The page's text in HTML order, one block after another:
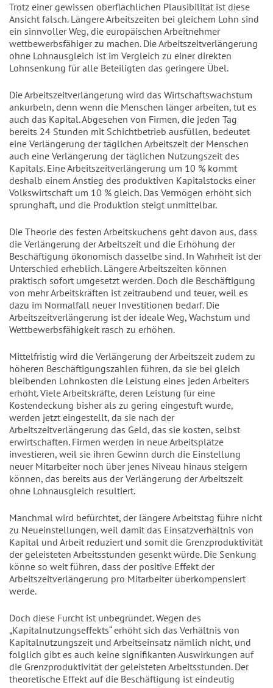
Trotz einer gewissen oberflächlichen Plausibilität ist diese
Ansicht falsch. Längere Arbeitszeiten bei gleichem Lohn sind
ein sinnvoller Weg, die europäischen Arbeitnehmer
wettbewerbsfähiger zu machen. Die Arbeitszeitverlängerung
ohne Lohnausgleich ist im Vergleich zu einer direkten
Lohnsenkung für alle Beteiligten das geringere Übel.
Die Arbeitszeitverlängerung wird das Wirtschaftswachstum
ankurbeln, denn wenn die Menschen länger arbeiten, tut es
auch das Kapital. Abgesehen von Firmen, die jeden Tag
bereits 24 Stunden mit Schichtbetrieb ausfüllen, bedeutet
eine Verlängerung der täglichen Arbeitszeit der Menschen
auch eine Verlängerung der täglichen Nutzungszeit des
Kapitals. Eine Arbeitszeitverlängerung um 10 % kommt
deshalb einem Anstieg des produktiven Kapitalstocks einer
Volkswirtschaft um 10 % gleich. Das Vermögen erhöht sich
sprunghaft, und die Produktion steigt unmittelbar.
Die Theorie des festen Arbeitskuchens geht davon aus, dass
die Verlängerung der Arbeitszeit und die Erhöhung der
Beschäftigung ökonomisch dasselbe sind. In Wahrheit ist der
Unterschied erheblich. Längere Arbeitszeiten können
praktisch sofort umgesetzt werden. Doch die Beschäftigung
von mehr Arbeitskräften ist zeitraubend und teuer, weil es
dazu im Normalfall neuer Investitionen bedarf. Die
Arbeitszeitverlängerung ist der ideale Weg, Wachstum und
Wettbewerbsfähigkeit rasch zu erhöhen.
Mittelfristig wird die Verlängerung der Arbeitszeit zudem zu
höheren Beschäftigungszahlen führen, da sie bei gleich
bleibenden Lohnkosten die Leistung eines jeden Arbeiters
erhöht. Viele Arbeitskräfte, deren Leistung für eine
Kostendeckung bisher als zu gering eingestuft wurde,
werden jetzt eingestellt, da sie nach der
Arbeitszeitverlängerung das Geld, das sie kosten, selbst
erwirtschaften. Firmen werden in neue Arbeitsplätze
investieren, weil sie ihren Gewinn durch die Einstellung
neuer Mitarbeiter noch über jenes Niveau hinaus steigern
können, das bereits aus der Verlängerung der Arbeitszeit
ohne Lohnausgleich resultiert.
Manchmal wird befürchtet, der längere Arbeitstag führe nicht
zu Neueinstellungen, weil damit das Einsatzverhältnis von
Kapital und Arbeit reduziert und somit die Grenzproduktivität
der geleisteten Arbeitsstunden gesenkt würde. Die Senkung
könne so weit führen, dass der positive Effekt der
Arbeitszeitverlängerung pro Mitarbeiter überkompensiert
werde.
Doch diese Furcht ist unbegründet. Wegen des
„Kapitalnutzungseffekts“ erhöht sich das Verhältnis von
Kapitalnutzungszeit und Arbeitseinsatz nämlich nicht, und
folglich gibt es auch keine signifikanten Auswirkungen auf
die Grenzproduktivität der geleisteten Arbeitsstunden. Der
theoretische Effekt auf die Beschäftigung ist eindeutig